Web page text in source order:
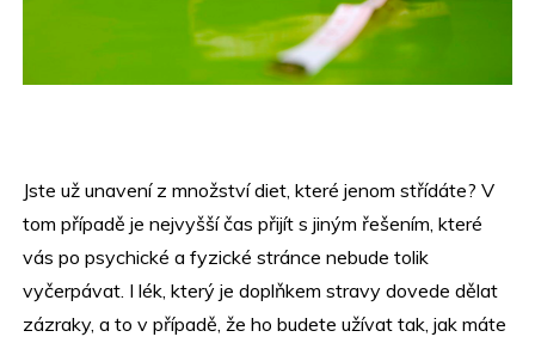
Jste už unavení z množství diet, které jenom střídáte? V
tom případě je nejvyšší čas přijít s jiným řešením, které
vás po psychické a fyzické stránce nebude tolik
vyčerpávat. I lék, který je doplňkem stravy dovede dělat
zázraky, a to v případě, že ho budete užívat tak, jak máte